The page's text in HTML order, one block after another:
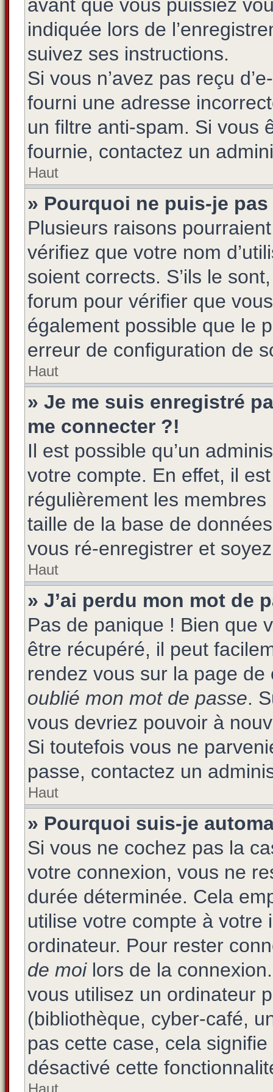
avant que vous puissiez
indiquée lors de
suivez ses instructions.
Si vous n’avez pas reçu
fourni une adresse
un filtre anti-spam. Si vous
fournie, contactez un
Haut
» Pourquoi ne puis-je
Plusieurs raisons
vérifiez que votre nom
soient corrects. S’ils le
forum pour vérifier que
également possible que le
erreur de configuration de
Haut
» Je me suis enregistré
me connecter ?!
Il est possible qu’un
votre compte. En effet, il
régulièrement les
taille de la base de
vous ré-enregistrer et
Haut
» J’ai perdu mon mot de
Pas de panique ! Bien que
être récupéré, il peut
rendez vous sur la page
oublié mon mot de passe.
vous devriez pouvoir à
Si toutefois vous ne
passe, contactez un
Haut
» Pourquoi suis-je
Si vous ne cochez pas la
votre connexion, vous ne
durée déterminée. Cela
utilise votre compte à votre
ordinateur. Pour rester
de moilors de la
vous utilisez un ordinateur
(bibliothèque, cyber-café,
pas cette case, cela
désactivé cette
Haut